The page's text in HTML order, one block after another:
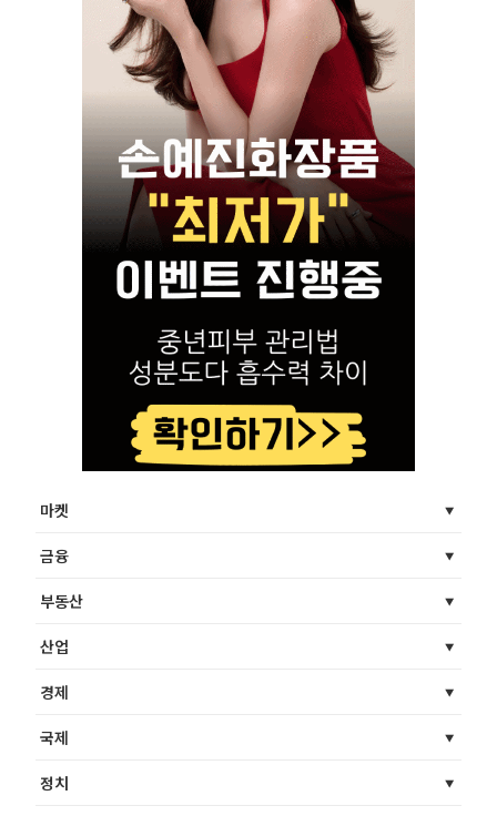
마켓
금융
부동산
산업
경제
국제
정치